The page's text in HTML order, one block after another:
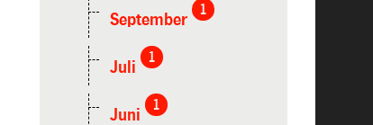
September
1
Juli
1
Juni
1